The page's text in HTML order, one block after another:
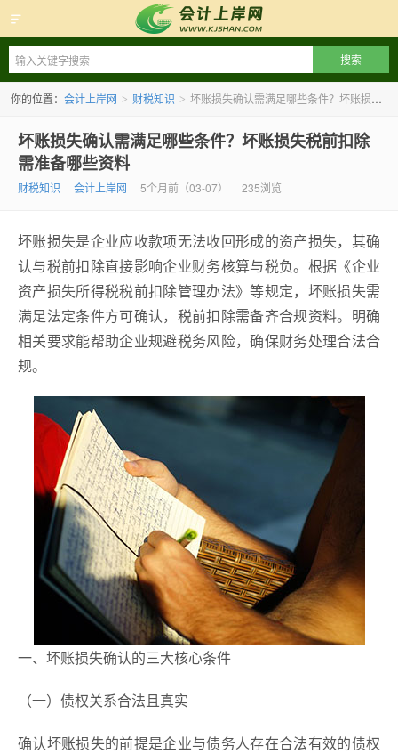
会计上岸网
你的位置： 会计上岸网 > 财税知识 > 坏账损失确认需满足哪些条件？坏账损失税前扣除需准备哪些资料
坏账损失确认需满足哪些条件？坏账损失税前扣除
需准备哪些资料
财税知识 会计上岸网 5个月前（03-07） 235浏览
坏账损失是企业应收款项无法收回形成的资产损失，其确
认与税前扣除直接影响企业财务核算与税负。根据《企业
资产损失所得税税前扣除管理办法》等规定，坏账损失需
满足法定条件方可确认，税前扣除需备齐合规资料。明确
相关要求能帮助企业规避税务风险，确保财务处理合法合
规。
一、坏账损失确认的三大核心条件
（一）债权关系合法且真实
确认坏账损失的前提是企业与债务人存在合法有效的债权